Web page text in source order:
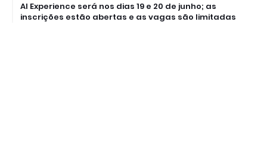
AI Experience será nos dias 19 e 20 de junho; as
inscrições estão abertas e as vagas são limitadas